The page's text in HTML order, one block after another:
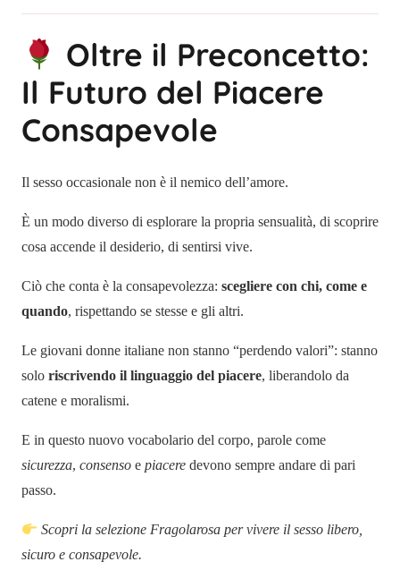
Oltre il Preconcetto:
Il Futuro del Piacere
Consapevole
Il sesso occasionale non è il nemico dell’amore.
È un modo diverso di esplorare la propria sensualità, di scoprire
cosa accende il desiderio, di sentirsi vive.
Ciò che conta è la consapevolezza: scegliere con chi, come e
quando, rispettando se stesse e gli altri.
Le giovani donne italiane non stanno “perdendo valori”: stanno
solo riscrivendo il linguaggio del piacere, liberandolo da
catene e moralismi.
E in questo nuovo vocabolario del corpo, parole come
sicurezza, consenso e piacere devono sempre andare di pari
passo.
Scopri la selezione Fragolarosa per vivere il sesso libero,
sicuro e consapevole.